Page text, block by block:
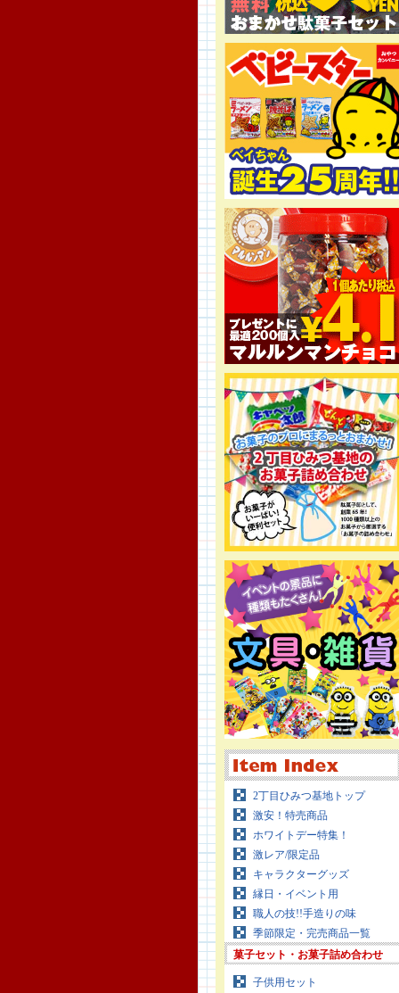
2丁目ひみつ基地トップ
激安！特売商品
ホワイトデー特集！
激レア/限定品
キャラクターグッズ
縁日・イベント用
職人の技!!手造りの味
季節限定・完売商品一覧
菓子セット・お菓子詰め合わせ
子供用セット